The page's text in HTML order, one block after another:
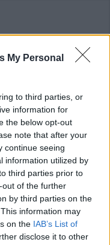
My Personal
to third parties, or
information for
the below opt-out
note that after your
continue seeing
information utilized by
third parties prior to
of the further
by third parties on the
information may
on the IAB’s List of
disclose it to other
sponsorizzata
prima di
a
paia di scarpe a 7